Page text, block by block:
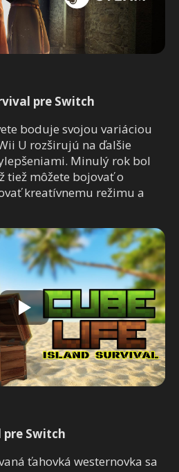
pre Switch
boduje svojou variáciou
U rozširujú na ďalšie
Minulý rok bol
tiež môžete bojovať o
kreatívnemu režimu a
pre Switch
ťahovká westernovka sa